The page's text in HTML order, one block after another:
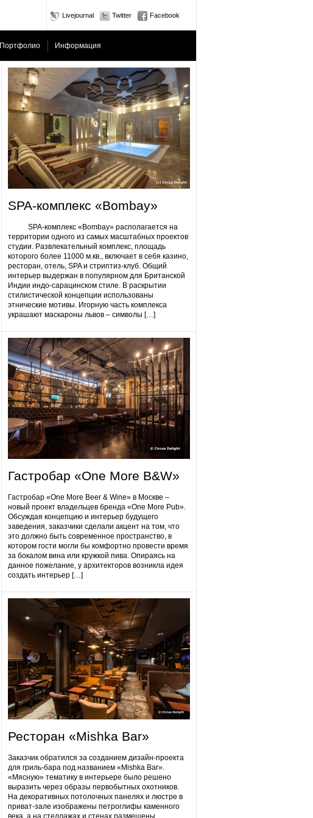
Livejournal Twitter Facebook
Портфолио Информация
SPA-комплекс «Bombay»
SPA-комплекс «Bombay» располагается на
территории одного из самых масштабных проектов
студии. Развлекательный комплекс, площадь
которого более 11000 м.кв., включает в себя казино,
ресторан, отель, SPA и стриптиз-клуб. Общий
интерьер выдержан в популярном для Британской
Индии индо-сарацинском стиле. В раскрытии
стилистической концепции использованы
этнические мотивы. Игорную часть комплекса
украшают маскароны львов – символы […]
Гастробap «One More B&W»
Гастробap «One More Beer & Wine» в Москве –
новый проект владельцев бренда «One More Pub».
Обсуждая концепцию и интерьер будущего
заведения, заказчики сделали акцент на том, что
это должно быть современное пространство, в
котором гости могли бы комфортно провести время
за бокалом вина или кружкой пива. Опираясь на
данное пожелание, у архитекторов возникла идея
создать интерьер […]
Ресторан «Mishka Bar»
Заказчик обратился за созданием дизайн-проекта
для гриль-бара под названием «Mishka Bar».
«Мясную» тематику в интерьере было решено
выразить через образы первобытных охотников.
На декоративных потолочных панелях и люстре в
приват-зале изображены петроглифы каменного
века, а на стеллажах и стенах размещены